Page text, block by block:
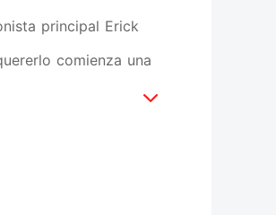
principal Erick
comienza una